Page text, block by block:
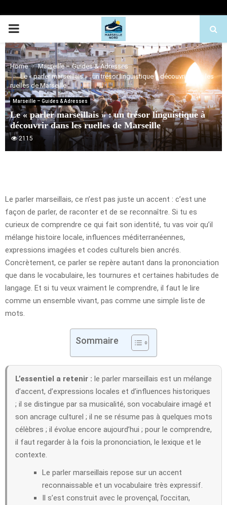
PRIMARY
MENU
Home
Marseille – Guides & Adresses
Le « parler marseillais » : un trésor linguistique à découvrir dans les
ruelles de Marseille
Marseille – Guides & Adresses
Le « parler marseillais » : un trésor linguistique à
découvrir dans les ruelles de Marseille
2115
Le parler marseillais, ce n’est pas juste un accent : c’est une
façon de parler, de raconter et de se reconnaître. Si tu es
curieux de comprendre ce qui fait son identité, tu vas voir qu’il
mélange histoire locale, influences méditerranéennes,
expressions imagées et codes culturels bien ancrés.
Concrètement, ce parler se repère autant dans la prononciation
que dans le vocabulaire, les tournures et certaines habitudes de
langage. Et si tu veux vraiment le comprendre, il faut le lire
comme un ensemble vivant, pas comme une simple liste de
mots.
Sommaire
L’essentiel a retenir : le parler marseillais est un mélange
d’accent, d’expressions locales et d’influences historiques
; il se distingue par sa musicalité, son vocabulaire imagé et
son ancrage culturel ; il ne se résume pas à quelques mots
célèbres ; il évolue encore aujourd’hui ; pour le comprendre,
il faut regarder à la fois la prononciation, le lexique et le
contexte.
Le parler marseillais repose sur un accent
reconnaissable et un vocabulaire très expressif.
Il s’est construit avec le provençal, l’occitan,